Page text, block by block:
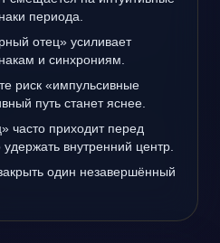
периода.
отец» усиливает
и синхрониям.
риск «импульсивные
путь станет яснее.
часто приходит перед
внутренний центр.
один незавершённый